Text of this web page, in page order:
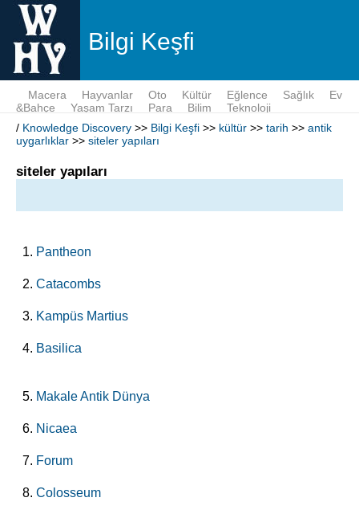
Bilgi Keşfi
Macera Hayvanlar Oto Kültür Eğlence Sağlık
Ev
&Bahçe
Yaşam Tarzı Para Bilim
Teknoloji
/ Knowledge Discovery >> Bilgi Keşfi >> kültür >> tarih >> antik
uygarlıklar >> siteler yapıları
siteler yapıları
Pantheon
Catacombs
Kampüs Martius
Basilica
Makale Antik Dünya
Nicaea
Forum
Colosseum